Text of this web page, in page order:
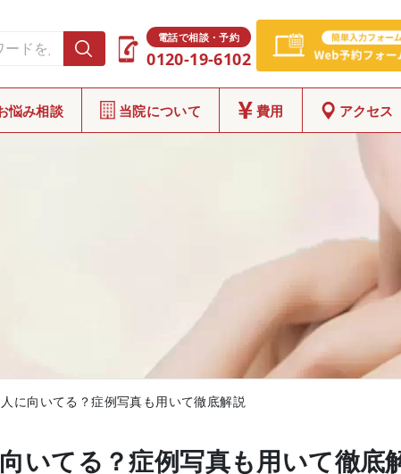
電話で相談・予約
0120-19-6102
悩み相談 当院について 費用 アクセス
に向いてる？症例写真も用いて徹底解説
いてる？症例写真も用いて徹底